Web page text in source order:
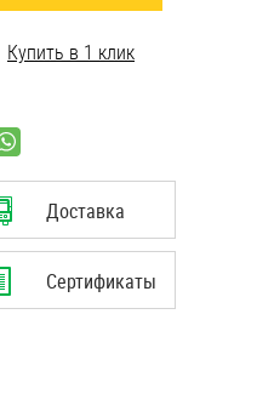
Купить в 1 клик
Доставка
Сертификаты